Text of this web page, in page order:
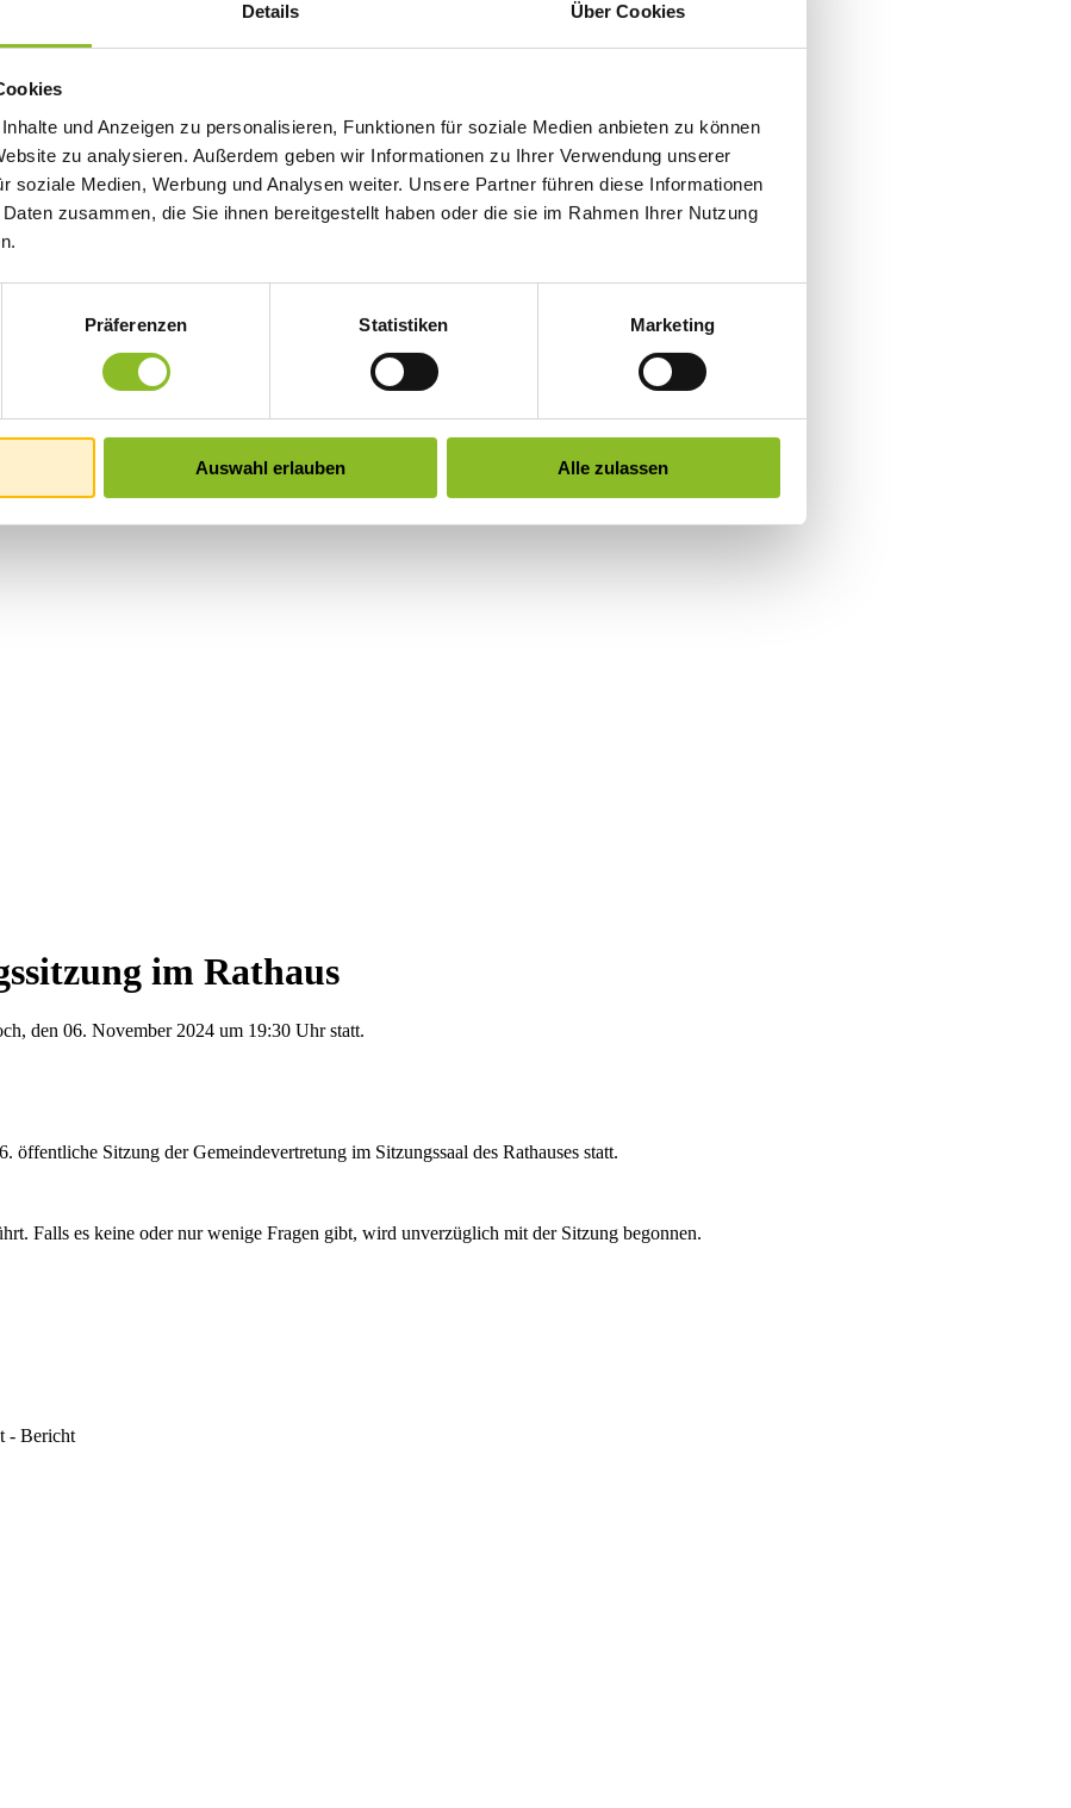
Details Über Cookies
und Anzeigen zu personalisieren, Funktionen für soziale Medien anbieten zu können
zu analysieren. Außerdem geben wir Informationen zu Ihrer Verwendung unserer
soziale Medien, Werbung und Analysen weiter. Unsere Partner führen diese Informationen
zusammen, die Sie ihnen bereitgestellt haben oder die sie im Rahmen Ihrer Nutzung
Präferenzen Statistiken Marketing
Auswahl erlauben Alle zulassen
im Rathaus
den 06. November 2024 um 19:30 Uhr statt.
öffentliche Sitzung der Gemeindevertretung im Sitzungssaal des Rathauses statt.
Falls es keine oder nur wenige Fragen gibt, wird unverzüglich mit der Sitzung begonnen.
- Bericht